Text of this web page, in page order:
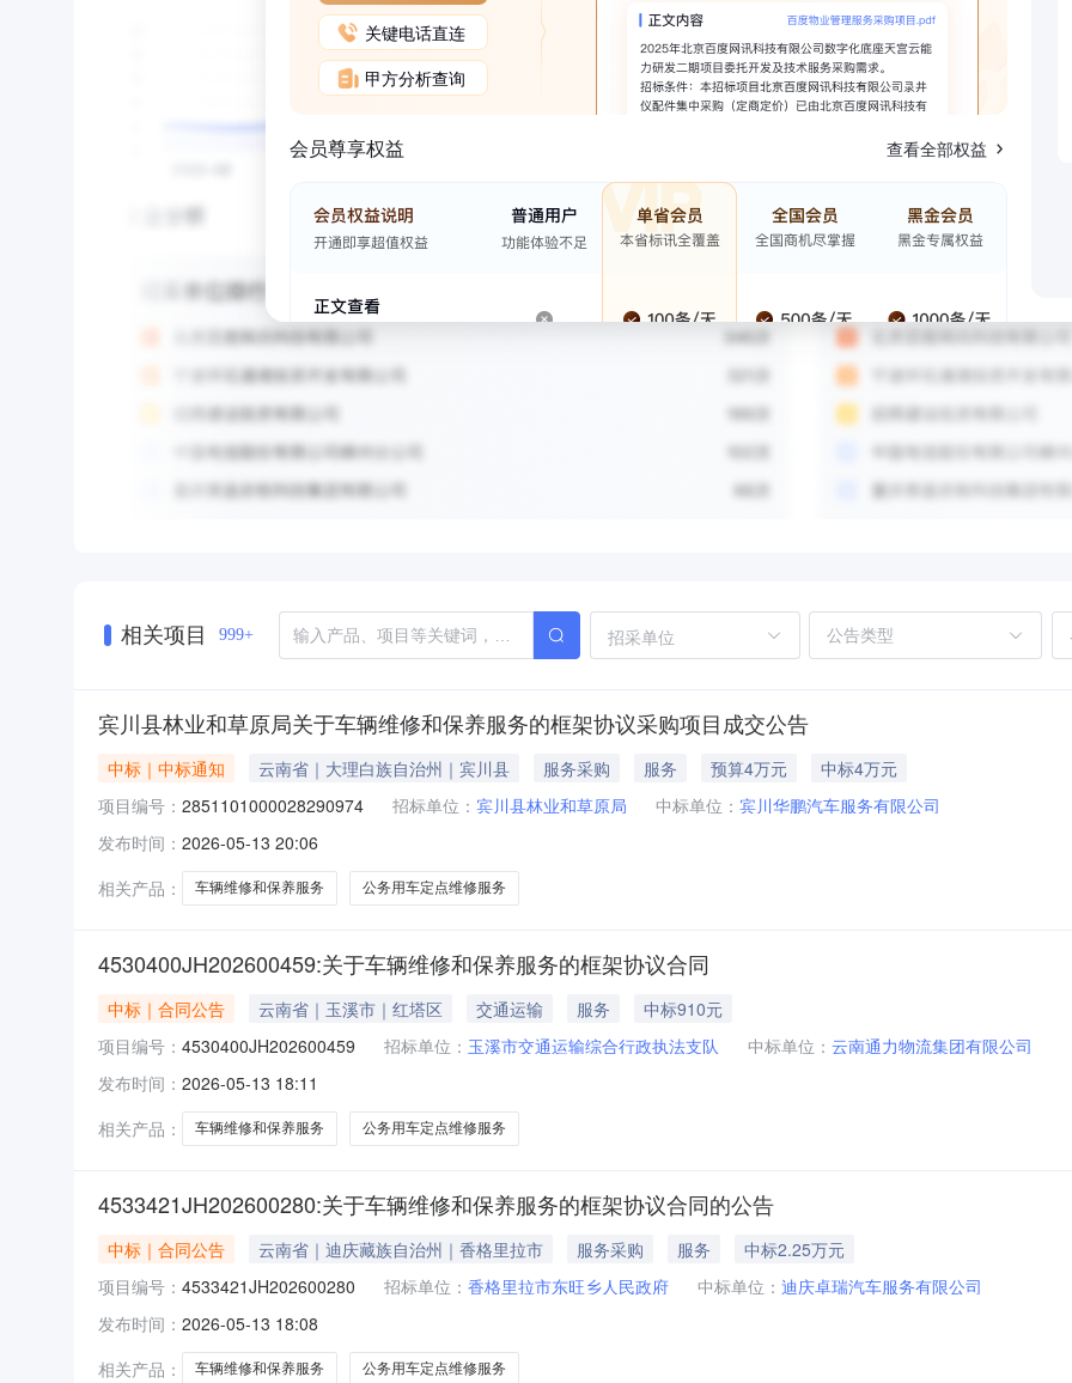
关键电话直连
甲方分析查询
会员尊享权益 查看全部权益
相关项目 999+ 招采单位
宾川县林业和草原局关于车辆维修和保养服务的框架协议采购项目成交公告
中标｜中标通知 云南省｜大理白族自治州｜宾川县 服务采购 服务 预算4万元
中标4万元
项目编号： 2851101000028290974 招标单位： 宾川县林业和草原局 中标单位： 宾川华鹏汽车服务有限公司
发布时间： 2026-05-13 20:06
相关产品：
车辆维修和保养服务 公务用车定点维修服务
4530400JH202600459:关于车辆维修和保养服务的框架协议合同
中标｜合同公告 云南省｜玉溪市｜红塔区 交通运输 服务
中标910元
项目编号： 4530400JH202600459 招标单位： 玉溪市交通运输综合行政执法支队 中标单位： 云南通力物流集团有限公司
发布时间： 2026-05-13 18:11
相关产品：
车辆维修和保养服务 公务用车定点维修服务
4533421JH202600280:关于车辆维修和保养服务的框架协议合同的公告
中标｜合同公告 云南省｜迪庆藏族自治州｜香格里拉市 服务采购 服务
中标2.25万元
项目编号： 4533421JH202600280 招标单位： 香格里拉市东旺乡人民政府 中标单位： 迪庆卓瑞汽车服务有限公司
发布时间： 2026-05-13 18:08
相关产品：
车辆维修和保养服务 公务用车定点维修服务